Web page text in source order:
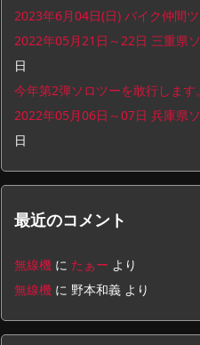
2023年6月04日(日) バイク仲間
2022年05月21日～22日 三重県
日
今年第2弾ソロツーを敢行します。
2022年05月06日～07日 兵庫県
日
最近のコメント
無線機 に たぁー より
無線機 に 野本和義 より